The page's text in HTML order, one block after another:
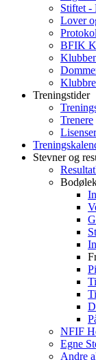
Stiftet -
Lover
BFIK
Treningstider
Trenere
Stevner og
NFIF
Egne
Andre